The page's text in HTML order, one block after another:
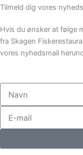
Tilmeld dig vores
Hvis du ønsker at følge
fra Skagen
vores nyhedsmail
Navn
E-
mail